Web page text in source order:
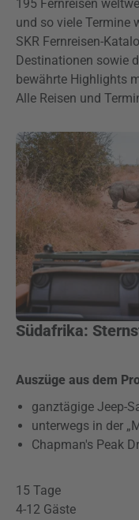
195 Fernreisen
und so viele Termine
SKR Fernreisen-
Destinationen sowie
bewährte Highlights
Alle Reisen und
Südafrika:
Auszüge aus dem
ganztägige Jeep-
unterwegs in der
Chapman's Peak
15 Tage
4-12 Gäste